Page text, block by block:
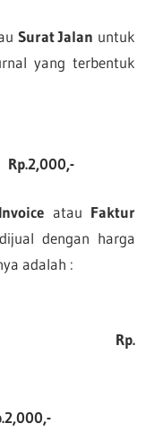
Surat Jalan untuk
yang terbentuk
atau Faktur
dengan harga
adalah :
Rp.